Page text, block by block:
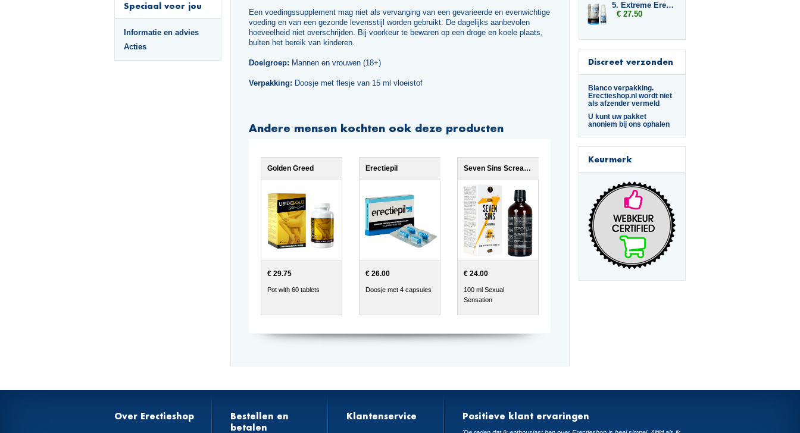
Speciaal voor jou
Informatie en advies
Acties
Een voedingssupplement mag niet als vervanging van een gevarieerde en evenwichtige
voeding en van een gezonde levensstijl worden gebruikt. De dagelijks aanbevolen
hoeveelheid niet overschrijden. Bij voorkeur te bewaren op een droge en koele plaats,
buiten het bereik van kinderen.
Doelgroep: Mannen en vrouwen (18+)
Verpakking: Doosje met flesje van 15 ml vloeistof
Andere mensen kochten ook deze producten
Golden Greed
€ 29.75
Pot with 60 tablets
Erectiepil
€ 26.00
Doosje met 4 capsules
Seven Sins Screaming
€ 24.00
100 ml Sexual
Sensation
5. Extreme Erection Cream
€ 27.50
Discreet verzonden
Blanco verpakking.
Erectieshop.nl wordt niet
als afzender vermeld
U kunt uw pakket
anoniem bij ons ophalen
Keurmerk
Over Erectieshop
Bestellen en
betalen
Klantenservice Positieve klant ervaringen